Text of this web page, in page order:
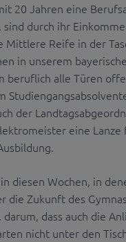
20 Jahren eine
sind durch ihr
Mittlere Reife in der
in unserem
beruflich alle Türen
der
eine
diesen Wochen, in
die Zukunft des
dass auch die
nicht unter den